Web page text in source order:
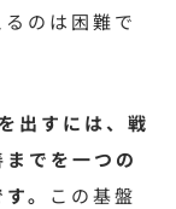
のは困難で
出すには、戦
でを一つの
。 この基盤